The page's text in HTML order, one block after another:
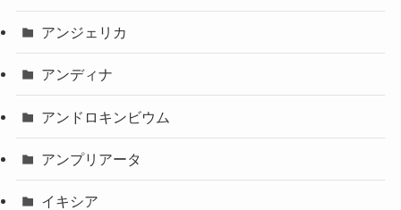
アンジェリカ
アンディナ
アンドロキンビウム
アンプリアータ
イキシア